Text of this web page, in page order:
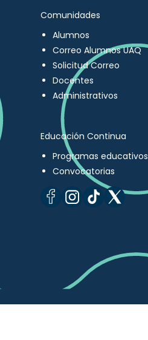
Comunidades
Alumnos
Correo Alumnos UAQ
Solicitud Correo
Docentes
Administrativos
Educación Continua
Programas educativos
Convocatorias